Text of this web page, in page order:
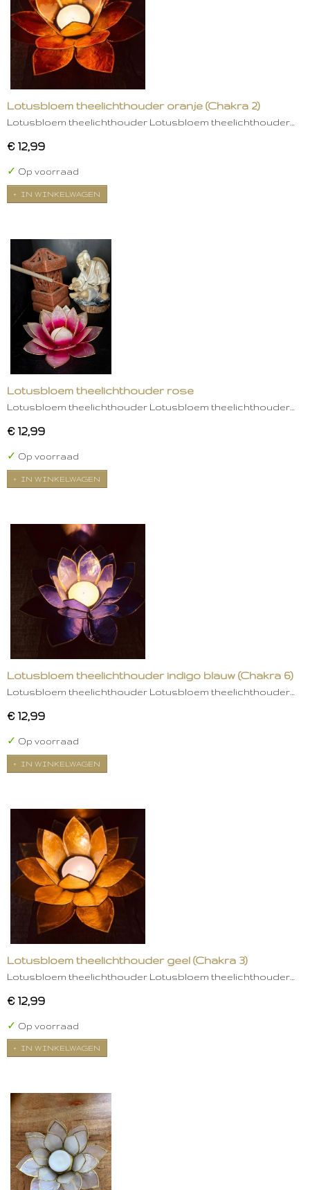
Lotusbloem theelichthouder oranje (Chakra 2)
Lotusbloem theelichthouder Lotusbloem theelichthouder…
€ 12,99
✓ Op voorraad
IN WINKELWAGEN
Lotusbloem theelichthouder rose
Lotusbloem theelichthouder Lotusbloem theelichthouder…
€ 12,99
✓ Op voorraad
IN WINKELWAGEN
Lotusbloem theelichthouder indigo blauw (Chakra 6)
Lotusbloem theelichthouder Lotusbloem theelichthouder…
€ 12,99
✓ Op voorraad
IN WINKELWAGEN
Lotusbloem theelichthouder geel (Chakra 3)
Lotusbloem theelichthouder Lotusbloem theelichthouder…
€ 12,99
✓ Op voorraad
IN WINKELWAGEN